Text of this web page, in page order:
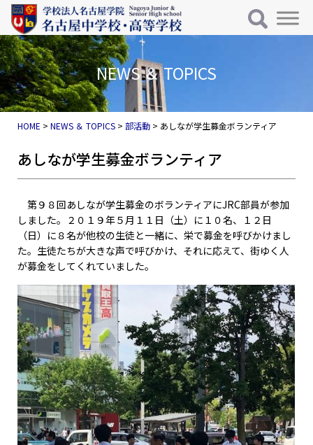
コンテンツへスキップ
メインナビゲーション
NEWS ＆ TOPICS
HOME >NEWS ＆ TOPICS >部活動 > あしなが学生募金ボランティア
あしなが学生募金ボランティア
第９８回あしなが学生募金のボランティアにJRC部員が参加
しました。２０１９年５月１１日（土）に１０名、１２日
（日）に８名が他校の生徒と一緒に、栄で募金を呼びかけまし
た。生徒たちが大きな声で呼びかけ、それに応えて、街ゆく人
が募金をしてくれていました。